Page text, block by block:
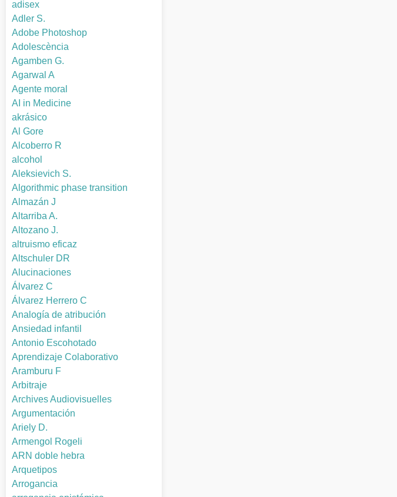
adisex
Adler S.
Adobe Photoshop
Adolescència
Agamben G.
Agarwal A
Agente moral
AI in Medicine
akrásico
Al Gore
Alcoberro R
alcohol
Aleksievich S.
Algorithmic phase transition
Almazán J
Altarriba A.
Altozano J.
altruismo eficaz
Altschuler DR
Alucinaciones
Álvarez C
Álvarez Herrero C
Analogía de atribución
Ansiedad infantil
Antonio Escohotado
Aprendizaje Colaborativo
Aramburu F
Arbitraje
Archives Audiovisuelles
Argumentación
Ariely D.
Armengol Rogeli
ARN doble hebra
Arquetipos
Arrogancia